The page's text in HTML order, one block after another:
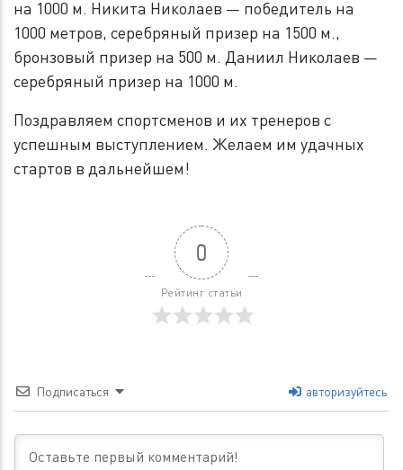
на 1000 м. Никита Николаев — победитель на
1000 метров, серебряный призер на 1500 м.,
бронзовый призер на 500 м. Даниил Николаев —
серебряный призер на 1000 м.
Поздравляем спортсменов и их тренеров с
успешным выступлением. Желаем им удачных
стартов в дальнейшем!
0
Рейтинг статьи
Подписаться авторизуйтесь